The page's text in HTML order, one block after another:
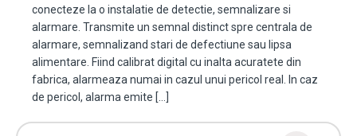
conecteze la o instalatie de detectie, semnalizare si
alarmare. Transmite un semnal distinct spre centrala de
alarmare, semnalizand stari de defectiune sau lipsa
alimentare. Fiind calibrat digital cu inalta acuratete din
fabrica, alarmeaza numai in cazul unui pericol real. In caz
de pericol, alarma emite […]